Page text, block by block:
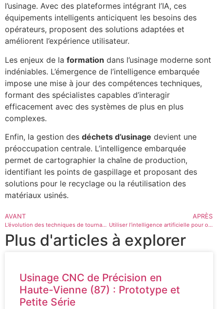
l’usinage. Avec des plateformes intégrant l’IA, ces
équipements intelligents anticiquent les besoins des
opérateurs, proposent des solutions adaptées et
améliorent l’expérience utilisateur.
Les enjeux de la formation dans l’usinage moderne sont
indéniables. L’émergence de l’intelligence embarquée
impose une mise à jour des compétences techniques,
formant des spécialistes capables d’interagir
efficacement avec des systèmes de plus en plus
complexes.
Enfin, la gestion des déchets d’usinage devient une
préoccupation centrale. L’intelligence embarquée
permet de cartographier la chaîne de production,
identifiant les points de gaspillage et proposant des
solutions pour le recyclage ou la réutilisation des
matériaux usinés.
AVANT
L’évolution des techniques de tournage
APRÈS
Utiliser l’intelligence artificielle pour optimiser l’usinage
Plus d'articles à explorer
Usinage CNC de Précision en
Haute-Vienne (87) : Prototype et
Petite Série